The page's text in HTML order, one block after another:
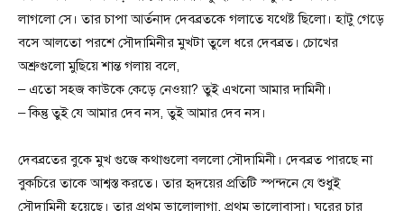
লাগলো সে। তার চাপা আর্তনাদ দেবব্রতকে গলাতে যথেষ্ট ছিলো। হাটু গেড়ে
বসে আলতো পরশে সৌদামিনীর মুখটা তুলে ধরে দেবব্রত। চোখের
অশ্রুগুলো মুছিয়ে শান্ত গলায় বলে,
– এতো সহজ কাউকে কেড়ে নেওয়া? তুই এখনো আমার দামিনী।
– কিন্তু তুই যে আমার দেব নস, তুই আমার দেব নস।
দেবব্রতের বুকে মুখ গুজে কথাগুলো বললো সৌদামিনী। দেবব্রত পারছে না
বুকচিরে তাকে আশ্বস্ত করতে। তার হৃদয়ের প্রতিটি স্পন্দনে যে শুধুই
সৌদামিনী হয়েছে। তার প্রথম ভালোলাগা, প্রথম ভালোবাসা। ঘরের চার